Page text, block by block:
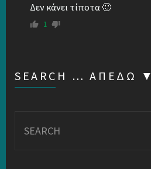
Δεν κάνει τίποτα 🙂
1
SEARCH … ΑΠΕΔΏ ▼
for: